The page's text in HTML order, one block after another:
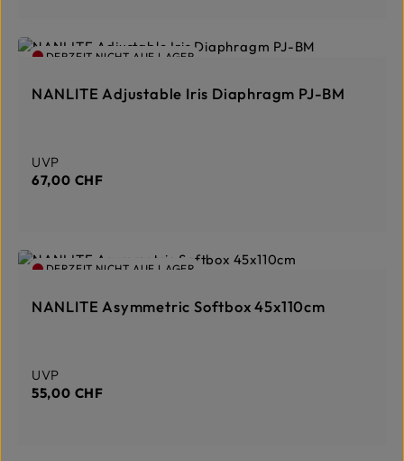
DERZEIT NICHT AUF LAGER
NANLITE Adjustable Iris Diaphragm PJ-BM
Regulärer Preis:
UVP
67,00 CHF
DERZEIT NICHT AUF LAGER
NANLITE Asymmetric Softbox 45x110cm
Regulärer Preis:
UVP
55,00 CHF